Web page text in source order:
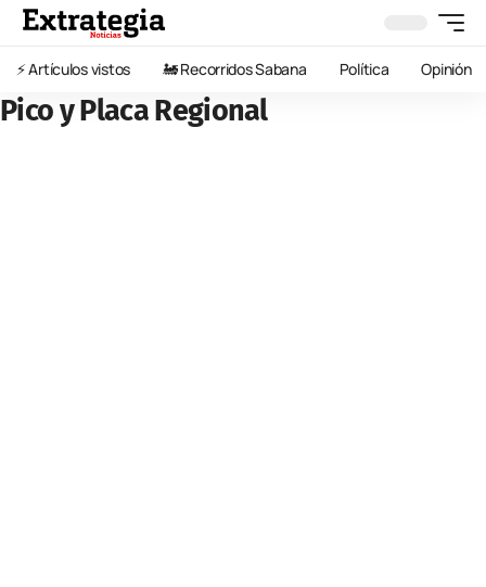
⚡️ Artículos vistos 🚂 Recorridos Sabana Política Opinión
Pico y Placa Regional